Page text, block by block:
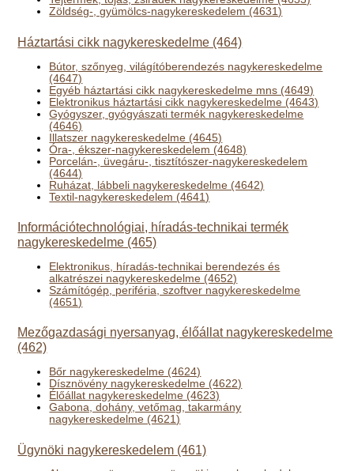
Zöldség-, gyümölcs-nagykereskedelem (4631)
Háztartási cikk nagykereskedelme (464)
Bútor, szőnyeg, világítóberendezés nagykereskedelme
(4647)
Egyéb háztartási cikk nagykereskedelme mns (4649)
Elektronikus háztartási cikk nagykereskedelme (4643)
Gyógyszer, gyógyászati termék nagykereskedelme
(4646)
Illatszer nagykereskedelme (4645)
Óra-, ékszer-nagykereskedelem (4648)
Porcelán-, üvegáru-, tisztítószer-nagykereskedelem
(4644)
Ruházat, lábbeli nagykereskedelme (4642)
Textil-nagykereskedelem (4641)
Információtechnológiai, híradás-technikai termék
nagykereskedelme (465)
Elektronikus, híradás-technikai berendezés és
alkatrészei nagykereskedelme (4652)
Számítógép, periféria, szoftver nagykereskedelme
(4651)
Mezőgazdasági nyersanyag, élőállat nagykereskedelme
(462)
Bőr nagykereskedelme (4624)
Dísznövény nagykereskedelme (4622)
Élőállat nagykereskedelme (4623)
Gabona, dohány, vetőmag, takarmány
nagykereskedelme (4621)
Ügynöki nagykereskedelem (461)